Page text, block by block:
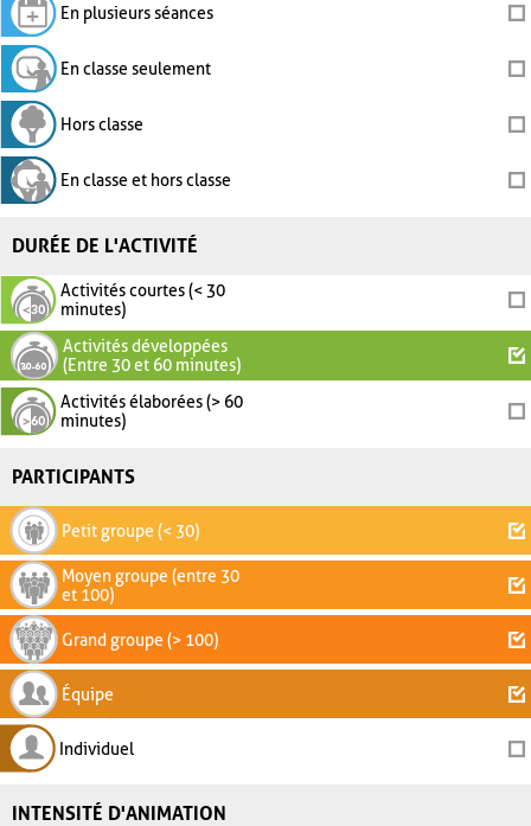
En plusieurs séances
En classe seulement
Hors classe
En classe et hors classe
DURÉE DE L'ACTIVITÉ
Activités courtes (< 30
minutes)
Activités développées
(Entre 30 et 60 minutes)
Activités élaborées (> 60
minutes)
PARTICIPANTS
Petit groupe (< 30)
Moyen groupe (entre 30
et 100)
Grand groupe (> 100)
Équipe
Individuel
INTENSITÉ D'ANIMATION